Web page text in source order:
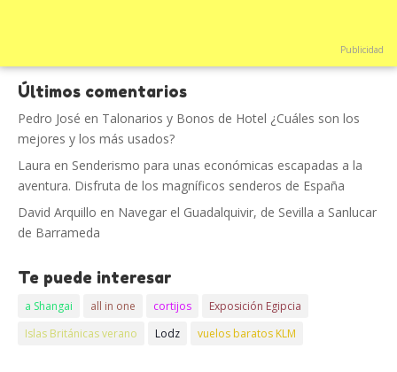
Publicidad
Últimos comentarios
Pedro José en Talonarios y Bonos de Hotel ¿Cuáles son los
mejores y los más usados?
Laura en Senderismo para unas económicas escapadas a la
aventura. Disfruta de los magníficos senderos de España
David Arquillo en Navegar el Guadalquivir, de Sevilla a Sanlucar
de Barrameda
Te puede interesar
a Shangai all in one cortijos
Exposición Egipcia
Islas Británicas verano
Lodz vuelos baratos KLM